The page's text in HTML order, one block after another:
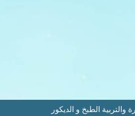
والتربية الطبخ و الديكور